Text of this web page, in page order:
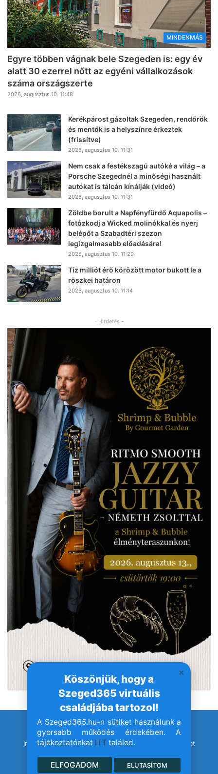
Köszönjük, hogy a
Szeged365 virtuális
családjába tartozol!
A Szeged365.hu-n sütiket használunk a
gyorsabb működés érdekében. A
tájékoztatónkat ITT találod.
ELFOGADOM ELUTASÍTOM
MINDENMÁS
Egyre többen vágnak bele Szegeden is: egy év
alatt 30 ezerrel nőtt az egyéni vállalkozások
száma országszerte
2026, augusztus 10. 11:48
Kerékpárost gázoltak Szegeden, rendőrök
és mentők is a helyszínre érkeztek
(frissítve)
2026, augusztus 10. 11:31
Nem csak a festékszagú autóké a világ – a
Porsche Szegednél a minőségi használt
autókat is tálcán kínálják (videó)
2026, augusztus 10. 11:31
Zöldbe borult a Napfényfürdő Aquapolis –
fotózkodj a Wicked molinókkal és nyerj
belépőt a Szabadtéri szezon
legizgalmasabb előadására!
2026, augusztus 10. 11:29
Tíz milliót érő körözött motor bukott le a
röszkei határon
2026, augusztus 10. 11:14
- Hirdetés -
© Szeged365.hu I Minden jog fenntartva!
Impresszum
Adatvédelem Jogvédelem Médiaajánlat
FacebookYouTubeInstagram
TikTok